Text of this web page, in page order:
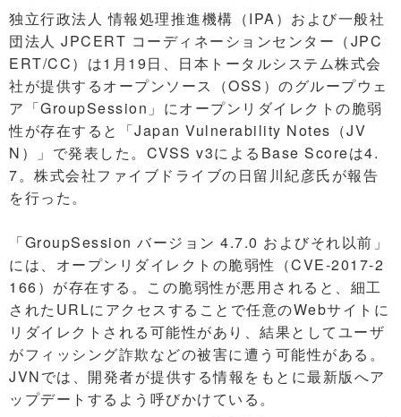
独立行政法人 情報処理推進機構（IPA）および一般社
団法人 JPCERT コーディネーションセンター（JPC
ERT/CC）は1月19日、日本トータルシステム株式会
社が提供するオープンソース（OSS）のグループウェ
ア「GroupSession」にオープンリダイレクトの脆弱
性が存在すると「Japan Vulnerability Notes（JV
N）」で発表した。CVSS v3によるBase Scoreは4.
7。株式会社ファイブドライブの日留川紀彦氏が報告
を行った。
「GroupSession バージョン 4.7.0 およびそれ以前」
には、オープンリダイレクトの脆弱性（CVE-2017-2
166）が存在する。この脆弱性が悪用されると、細工
されたURLにアクセスすることで任意のWebサイトに
リダイレクトされる可能性があり、結果としてユーザ
がフィッシング詐欺などの被害に遭う可能性がある。
JVNでは、開発者が提供する情報をもとに最新版へア
ップデートするよう呼びかけている。